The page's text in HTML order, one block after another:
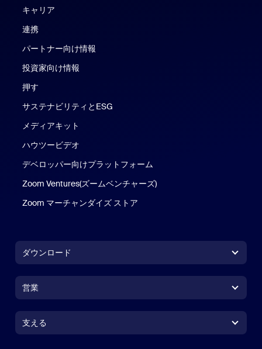
キャリア
連携
パートナー向け情報
投資家向け情報
押す
サステナビリティとESG
メディアキット
ハウツービデオ
デベロッパー向けプラットフォーム
Zoom Ventures(ズームベンチャーズ)
Zoom マーチャンダイズ ストア
ダウンロード
Zoom Rooms アプリZoom Rooms アプリ
Zoom Rooms コントローラ
営業
営業担当にお問い合わせ
支える
支える